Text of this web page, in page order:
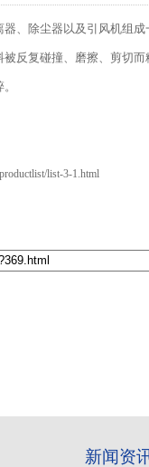
、除尘器以及引风机组
反复碰撞、磨擦、剪切
list-3-1.html
新闻资